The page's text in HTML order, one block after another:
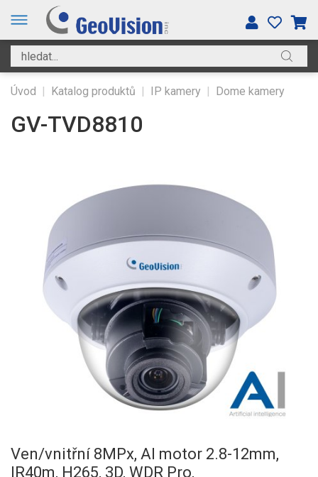
Úvod | Katalog produktů | IP kamery | Dome kamery
GV-TVD8810
Ven/vnitřní 8MPx, AI motor 2.8-12mm,
IR40m, H265, 3D, WDR Pro,